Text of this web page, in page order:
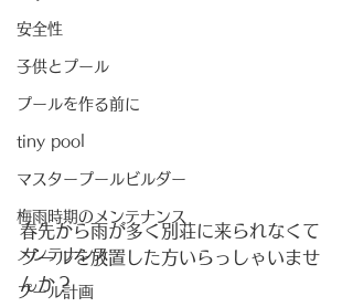
安全性
子供とプール
プールを作る前に
tiny pool
マスタープールビルダー
梅雨時期のメンテナンス
メンテナンス
プール計画
春先から雨が多く別荘に来られなくて
プールを放置した方いらっしゃいませ
んか？